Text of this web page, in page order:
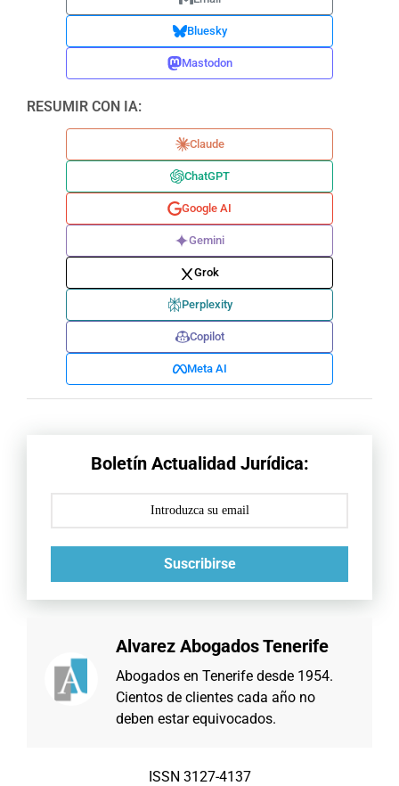
Bluesky
Mastodon
RESUMIR CON IA:
Claude
ChatGPT
Google AI
Gemini
Grok
Perplexity
Copilot
Meta AI
Boletín Actualidad Jurídica:
Suscribirse
Alvarez Abogados Tenerife
Abogados en Tenerife desde 1954.
Cientos de clientes cada año no
deben estar equivocados.
ISSN 3127-4137